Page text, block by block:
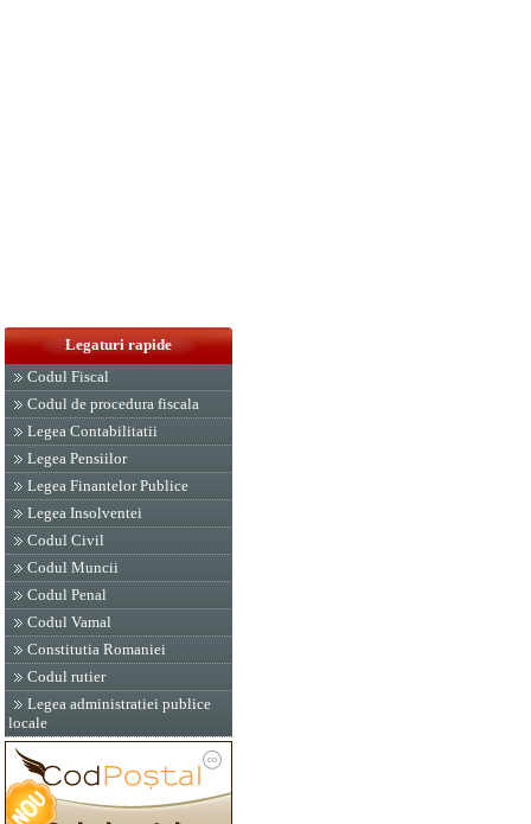
Legaturi rapide
Codul Fiscal
Codul de procedura fiscala
Legea Contabilitatii
Legea Pensiilor
Legea Finantelor Publice
Legea Insolventei
Codul Civil
Codul Muncii
Codul Penal
Codul Vamal
Constitutia Romaniei
Codul rutier
Legea administratiei publice
locale